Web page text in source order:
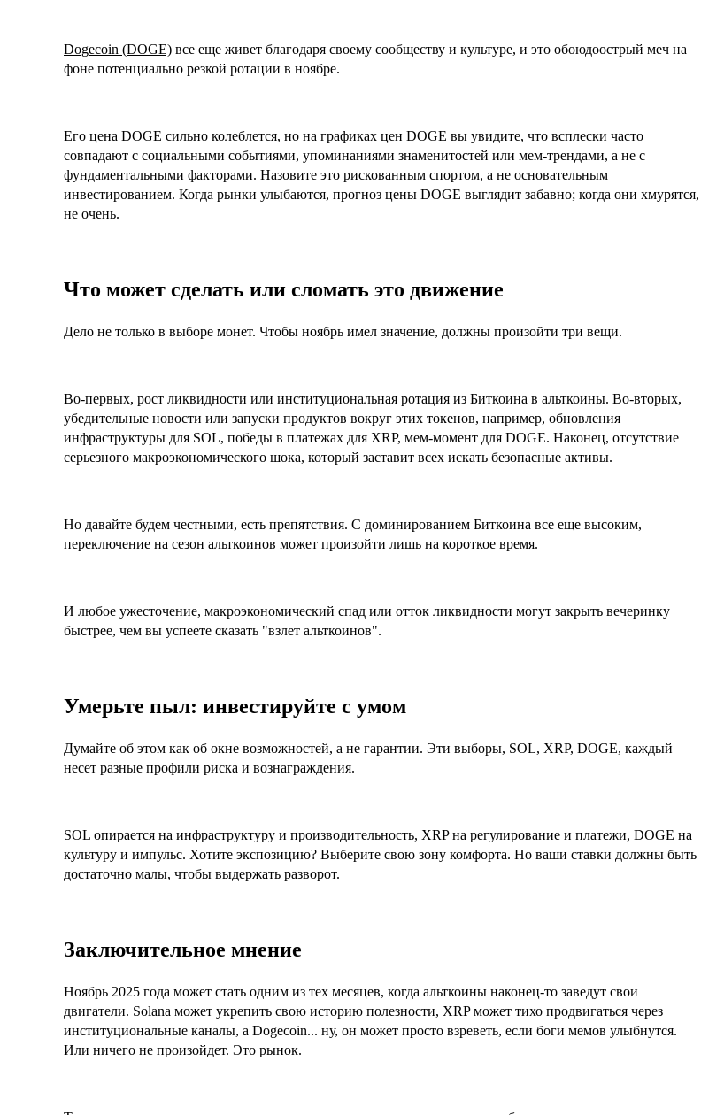
Dogecoin (DOGE) все еще живет благодаря своему сообществу и культуре, и это обоюдоострый меч на
фоне потенциально резкой ротации в ноябре.
Его цена DOGE сильно колеблется, но на графиках цен DOGE вы увидите, что всплески часто
совпадают с социальными событиями, упоминаниями знаменитостей или мем-трендами, а не с
фундаментальными факторами. Назовите это рискованным спортом, а не основательным
инвестированием. Когда рынки улыбаются, прогноз цены DOGE выглядит забавно; когда они хмурятся,
не очень.
Что может сделать или сломать это движение
Дело не только в выборе монет. Чтобы ноябрь имел значение, должны произойти три вещи.
Во-первых, рост ликвидности или институциональная ротация из Биткоина в альткоины. Во-вторых,
убедительные новости или запуски продуктов вокруг этих токенов, например, обновления
инфраструктуры для SOL, победы в платежах для XRP, мем-момент для DOGE. Наконец, отсутствие
серьезного макроэкономического шока, который заставит всех искать безопасные активы.
Но давайте будем честными, есть препятствия. С доминированием Биткоина все еще высоким,
переключение на сезон альткоинов может произойти лишь на короткое время.
И любое ужесточение, макроэкономический спад или отток ликвидности могут закрыть вечеринку
быстрее, чем вы успеете сказать "взлет альткоинов".
Умерьте пыл: инвестируйте с умом
Думайте об этом как об окне возможностей, а не гарантии. Эти выборы, SOL, XRP, DOGE, каждый
несет разные профили риска и вознаграждения.
SOL опирается на инфраструктуру и производительность, XRP на регулирование и платежи, DOGE на
культуру и импульс. Хотите экспозицию? Выберите свою зону комфорта. Но ваши ставки должны быть
достаточно малы, чтобы выдержать разворот.
Заключительное мнение
Ноябрь 2025 года может стать одним из тех месяцев, когда альткоины наконец-то заведут свои
двигатели. Solana может укрепить свою историю полезности, XRP может тихо продвигаться через
институциональные каналы, а Dogecoin... ну, он может просто взреветь, если боги мемов улыбнутся.
Или ничего не произойдет. Это рынок.